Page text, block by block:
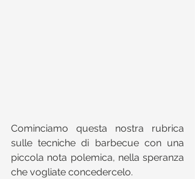
Cominciamo questa nostra rubrica
sulle tecniche di barbecue con una
piccola nota polemica, nella speranza
che vogliate concedercelo.